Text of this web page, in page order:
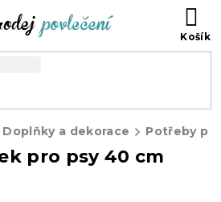
Doplňky a dekorace Potřeby
pro psy 40 cm